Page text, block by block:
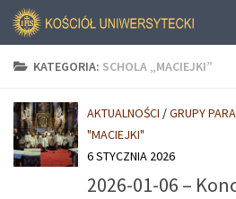
KATEGORIA: SCHOLA „MACIEJKI”
AKTUALNOŚCI /GRUPY
"MACIEJKI"
6 STYCZNIA 2026
2026-01-06 –